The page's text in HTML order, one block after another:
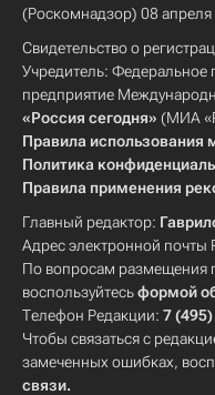
(Роскомнадзор) 08 апреля
Свидетельство о
Учредитель: Федеральное
предприятие
«Россия сегодня» (МИА
Правила использования
Политика
Правила применения
Главный редактор:
Адрес электронной почты
По вопросам размещения
воспользуйтесьформой
Телефон Редакции: 7
Чтобы связаться с
замеченных ошибках,
связи.